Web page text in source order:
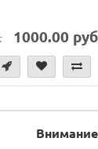
1000.00